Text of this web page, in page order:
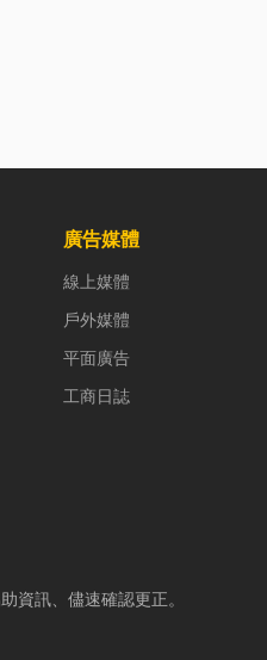
廣告媒體
線上媒體
戶外媒體
平面廣告
工商日誌
資訊、儘速確認更正。